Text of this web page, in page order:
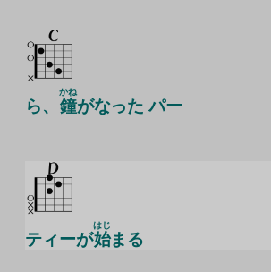
ら、 鐘
かね
がなった パー
ティーが始
はじ
まる